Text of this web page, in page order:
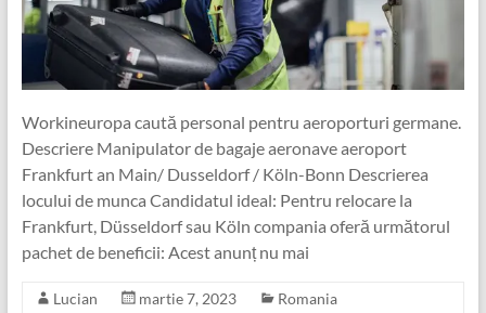
Workineuropa caută personal pentru aeroporturi germane.
Descriere Manipulator de bagaje aeronave aeroport
Frankfurt an Main/ Dusseldorf / Köln-Bonn Descrierea
locului de munca Candidatul ideal: Pentru relocare la
Frankfurt, Düsseldorf sau Köln compania oferă următorul
pachet de beneficii: Acest anunț nu mai
Lucian martie 7, 2023
Romania